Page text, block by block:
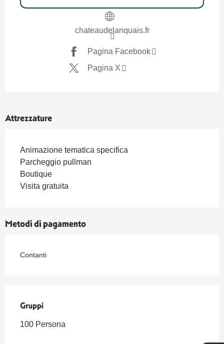
chateaudelanquais.fr
Pagina Facebook
Pagina X
Attrezzature
Animazione tematica specifica
Parcheggio pullman
Boutique
Visita gratuita
Metodi di pagamento
Contanti
Gruppi
Gruppi
100 Persona